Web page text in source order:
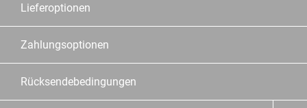
Lieferoptionen
Zahlungsoptionen
Rücksendebedingungen